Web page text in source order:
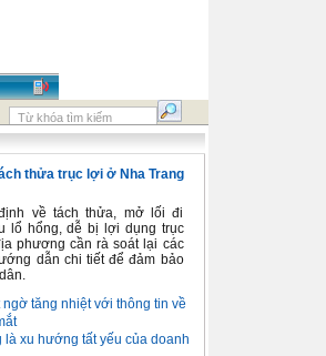
thửa trục lợi ở Nha Trang
về tách thửa, mở lối đi
lổ hổng, dễ bị lợi dụng trục
phương cần rà soát lại các
dẫn chi tiết để đảm bảo
tăng nhiệt với thông tin về
là xu hướng tất yếu của doanh